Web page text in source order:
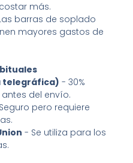
más.
barras de soplado
mayores gastos de
telegráfica) - 30%
del envío.
pero requiere
- Se utiliza para los